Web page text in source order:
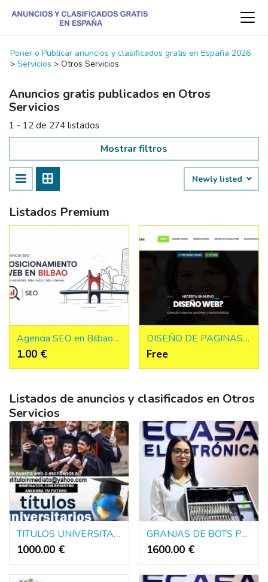
Poner o Publicar anuncios y clasificados gratis en España 2026
> Servicios > Otros Servicios
Anuncios gratis publicados en Otros
Servicios
1 - 12 de 274 listados
Mostrar filtros
Newly listed
Listados Premium
Agencia SEO en Bilbao y Posicionamiento Web y SEO Local
1.00 €
DISEÑO DE PAGINAS WEB EN BILBAO
Free
Listados de anuncios y clasificados en Otros
Servicios
TITULOS UNIVERSITARIOS DE EUROPA Y AMERICA
1000.00 €
GRANJAS DE BOTS PARA DINERO PUBLICIDAD Y POLITICA
1600.00 €